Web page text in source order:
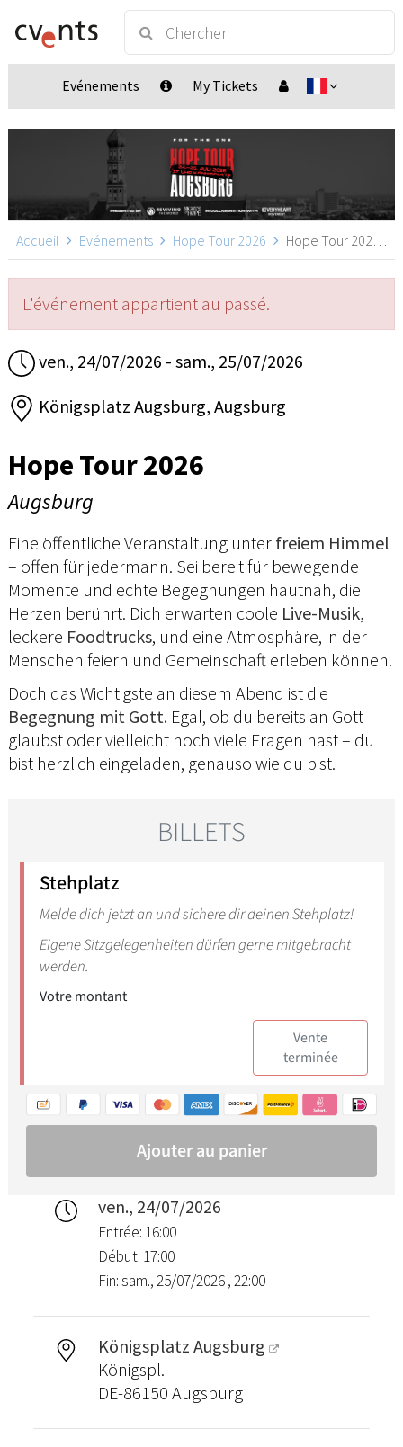
Evénements My Tickets
Accueil Evénements Hope Tour 2026 Hope Tour 2026, Augsburg
L'événement appartient au passé.
ven., 24/07/2026 - sam., 25/07/2026
Königsplatz Augsburg, Augsburg
Hope Tour 2026
Augsburg
Eine öffentliche Veranstaltung unter freiem Himmel
– offen für jedermann. Sei bereit für bewegende
Momente und echte Begegnungen hautnah, die
Herzen berührt. Dich erwarten coole Live-Musik,
leckere Foodtrucks, und eine Atmosphäre, in der
Menschen feiern und Gemeinschaft erleben können.
Doch das Wichtigste an diesem Abend ist die
Begegnung mit Gott. Egal, ob du bereits an Gott
glaubst oder vielleicht noch viele Fragen hast – du
bist herzlich eingeladen, genauso wie du bist.
ven., 24/07/2026
Entrée: 16:00
Début: 17:00
Fin: sam., 25/07/2026 , 22:00
Königsplatz Augsburg
Königspl.
DE-86150 Augsburg